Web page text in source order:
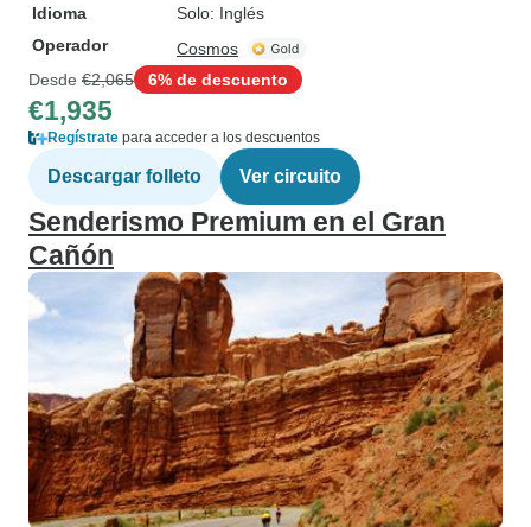
Idioma
Solo: Inglés
Operador
Cosmos
Desde €2,065 6% de descuento
€1,935
Regístrate para acceder a los descuentos
Descargar folleto Ver circuito
Senderismo Premium en el Gran
Cañón